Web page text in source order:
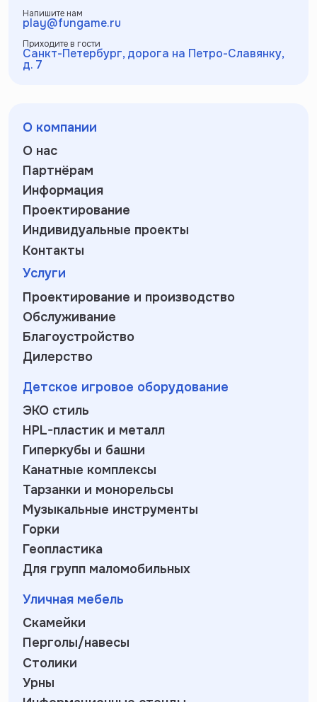
Напишите нам
play@fungame.ru
Приходите в гости
Санкт-Петербург, дорога на Петро-Славянку,
д. 7
О компании
О нас
Партнёрам
Информация
Проектирование
Индивидуальные проекты
Контакты
Услуги
Проектирование и производство
Обслуживание
Благоустройство
Дилерство
Детское игровое оборудование
ЭКО стиль
HPL-пластик и металл
Гиперкубы и башни
Канатные комплексы
Тарзанки и монорельсы
Музыкальные инструменты
Горки
Геопластика
Для групп маломобильных
Уличная мебель
Скамейки
Перголы/навесы
Столики
Урны